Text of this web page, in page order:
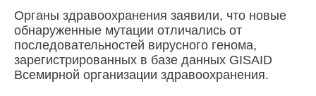
Органы здравоохранения заявили, что новые
обнаруженные мутации отличались от
последовательностей вирусного генома,
зарегистрированных в базе данных GISAID
Всемирной организации здравоохранения.